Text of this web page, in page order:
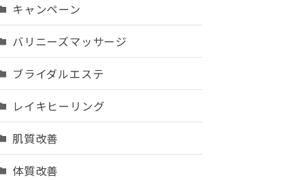
キャンペーン
バリニーズマッサージ
ブライダルエステ
レイキヒーリング
肌質改善
体質改善